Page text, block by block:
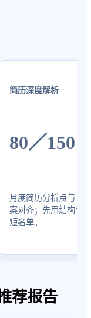
简历深度解析
80／150
月度简历分析点与
案对齐；先用结构化
短名单。
荐报告